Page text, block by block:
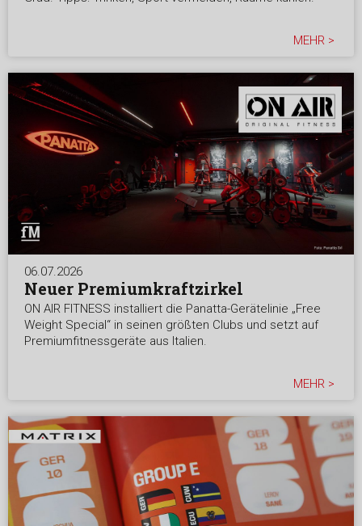
MEHR >
06.07.2026
Neuer Premiumkraftzirkel
ON AIR FITNESS installiert die Panatta-Gerätelinie „Free
Weight Special“ in seinen größten Clubs und setzt auf
Premiumfitnessgeräte aus Italien.
MEHR >